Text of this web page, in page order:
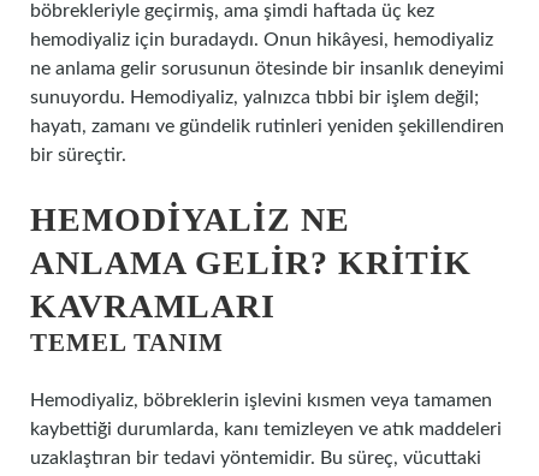
böbrekleriyle geçirmiş, ama şimdi haftada üç kez
hemodiyaliz için buradaydı. Onun hikâyesi, hemodiyaliz
ne anlama gelir sorusunun ötesinde bir insanlık deneyimi
sunuyordu. Hemodiyaliz, yalnızca tıbbi bir işlem değil;
hayatı, zamanı ve gündelik rutinleri yeniden şekillendiren
bir süreçtir.
HEMODIYALIZ NE
ANLAMA GELIR? KRITIK
KAVRAMLARI
TEMEL TANIM
Hemodiyaliz, böbreklerin işlevini kısmen veya tamamen
kaybettiği durumlarda, kanı temizleyen ve atık maddeleri
uzaklaştıran bir tedavi yöntemidir. Bu süreç, vücuttaki